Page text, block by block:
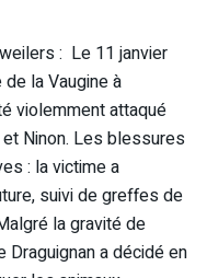
: Le 11 janvier
de la Vaugine à
violemment attaqué
Ninon. Les blessures
: la victime a
suivi de greffes de
la gravité de
Draguignan a décidé en